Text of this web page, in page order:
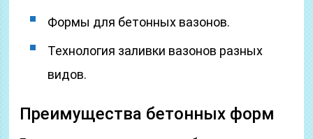
Формы для бетонных вазонов.
Технология заливки вазонов разных
видов.
Преимущества бетонных форм